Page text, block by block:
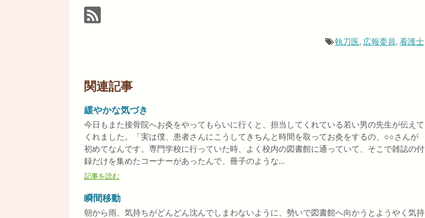
執刀医, 広報委員, 看護士
関連記事
緩やかな気づき
今日もまた接骨院へお灸をやってもらいに行くと、担当してくれている若い男の先生が伝えて
くれました。「実は僕、患者さんにこうしてきちんと時間を取ってお灸をするの、○○さんが
初めてなんです。専門学校に行っていた時、よく校内の図書館に通っていて、そこで雑誌の付
録だけを集めたコーナーがあったんで、冊子のような...
記事を読む
瞬間移動
朝から雨、気持ちがどんどん沈んでしまわないように、勢いで図書館へ向かうとようやく気持